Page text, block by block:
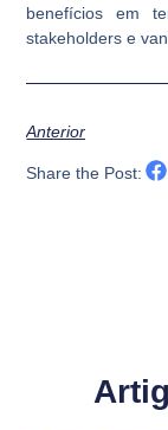
benefícios em
stakeholders e
Anterior
Share the Post: